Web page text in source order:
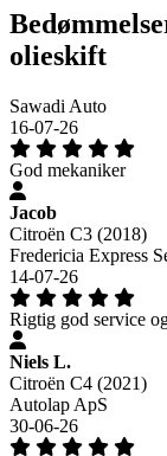
olieskift
Sawadi Auto
16-07-26
God mekaniker
Jacob
Citroën C3 (2018)
Fredericia Express
14-07-26
Rigtig god service
Niels L.
Citroën C4 (2021)
Autolap ApS
30-06-26